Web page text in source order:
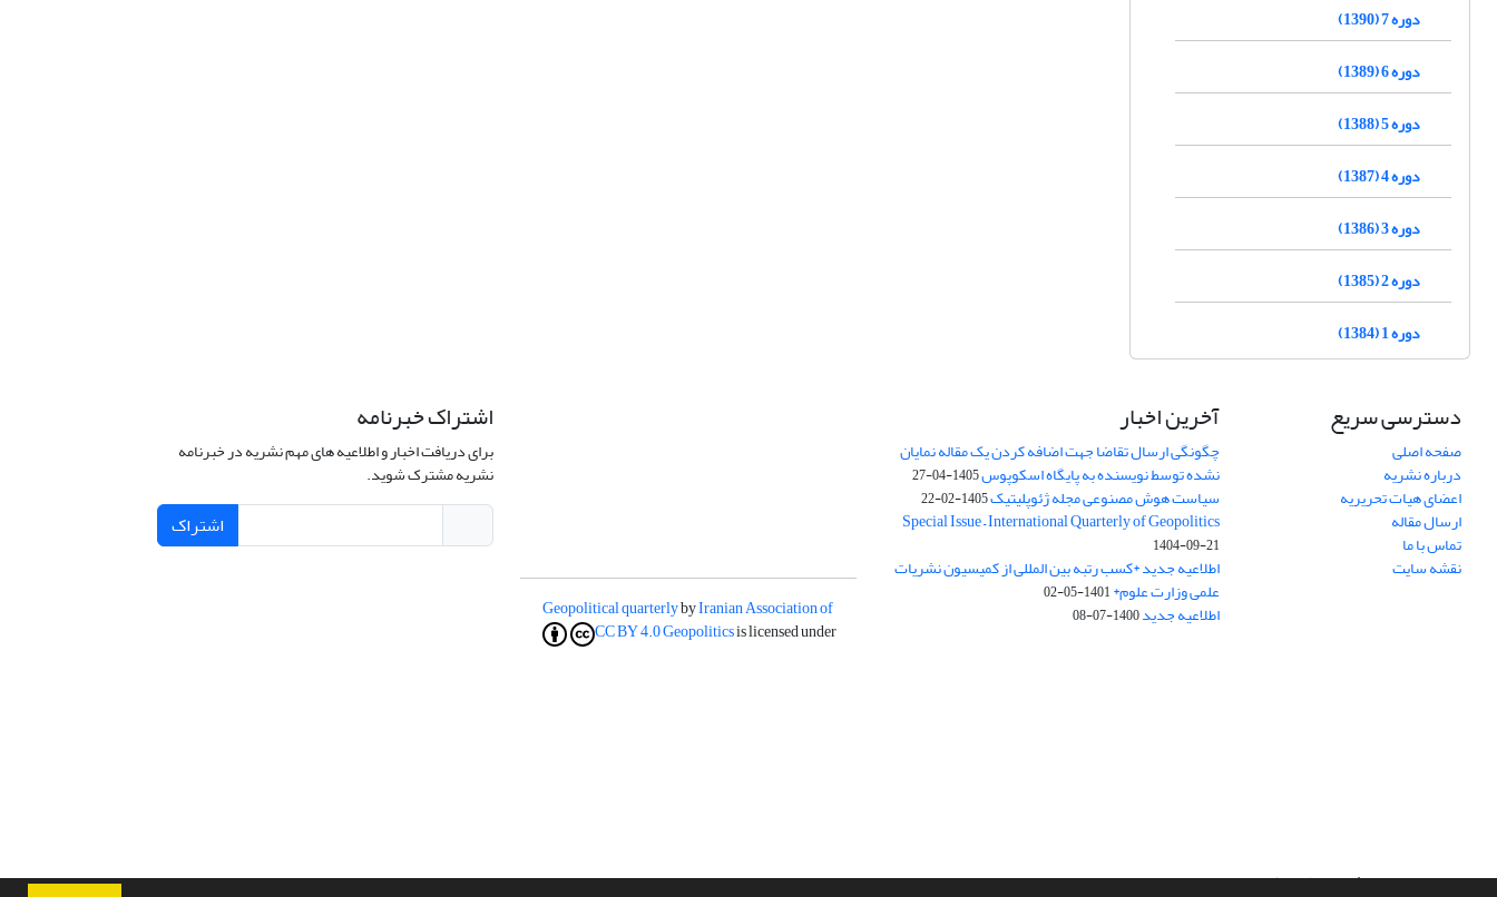
دوره 7 (1390)
دوره 6 (1389)
دوره 5 (1388)
دوره 4 (1387)
دوره 3 (1386)
دوره 2 (1385)
دوره 1 (1384)
دسترسی سریع
صفحه اصلی
درباره نشریه
اعضای هیات تحریریه
ارسال مقاله
تماس با ما
نقشه سایت
آخرین اخبار
چگونگی ارسال تقاضا جهت اضافه کردن یک مقاله نمایان
نشده توسط نویسنده به پایگاه اسکوپوس1405-04-27
سیاست هوش مصنوعی مجله ژئوپلیتیک1405-02-22
Special Issue – International Quarterly of Geopolitics
1404-09-21
اطلاعیه جدید *کسب رتبه بین المللی از کمیسیون نشریات
علمی وزارت علوم*1401-05-02
اطلاعیه جدید1400-07-08
Geopolitical quarterlybyIranian Association of
Geopoliticsis licensed under
CC BY 4.0
اشتراک خبرنامه
برای دریافت اخبار و اطلاعیه های مهم نشریه در خبرنامه
نشریه مشترک شوید.
اشتراک
سامانه مدیریت نشریات علمی.طراحی و پیاده سازی ازسیناوب